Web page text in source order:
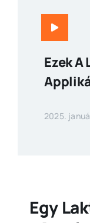
Ezek
2025.
Egy